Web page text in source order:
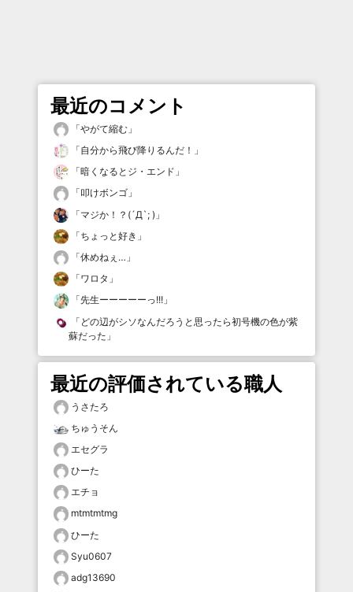
最近のコメント
「やがて縮む 」
「自分から飛び降りるんだ！ 」
「暗くなるとジ・エンド 」
「叩けボンゴ 」
「マジか！？(´Д`; ) 」
「ちょっと好き 」
「休めねぇ… 」
「ワロタ 」
「先生ーーーーーっ!!! 」
「 どの辺がシソなんだろうと思ったら初号機の色が紫
蘇だった 」
最近の評価されている職人
うさたろ
ちゅうそん
エセグラ
ひーた
エチョ
mtmtmtmg
ひーた
Syu0607
adg13690